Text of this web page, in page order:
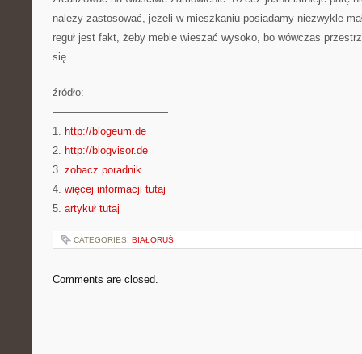
należy zastosować, jeżeli w mieszkaniu posiadamy niezwykle
reguł jest fakt, żeby meble wieszać wysoko, bo wówczas
się.
źródło:
———————————
1. http://blogeum.de
2. http://blogvisor.de
3. zobacz poradnik
4. więcej informacji tutaj
5. artykuł tutaj
CATEGORIES: BIAŁORUŚ
Comments are closed.